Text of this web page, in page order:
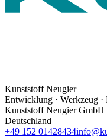
Kunststoff Neugier
Entwicklung · Werkzeug
Kunststoff Neugier
Deutschland
+49 152 01428434